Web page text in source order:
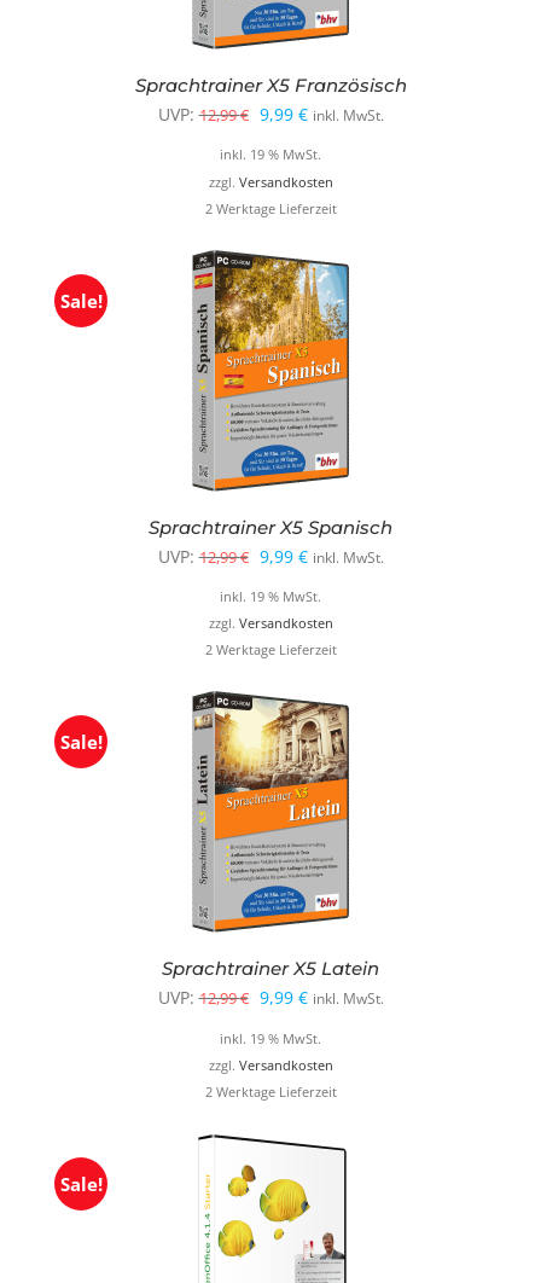
Sprachtrainer X5 Französisch
UVP: 12,99€ Ursprünglicher
Preis
war:
12,99 €
9,99 €Aktueller
Preis
ist:
9,99 €.
inkl. MwSt.
inkl. 19 % MwSt.
zzgl. Versandkosten
2 Werktage Lieferzeit
Sale!
Sprachtrainer X5 Spanisch
UVP: 12,99€ Ursprünglicher
Preis
war:
12,99 €
9,99 €Aktueller
Preis
ist:
9,99 €.
inkl. MwSt.
inkl. 19 % MwSt.
zzgl. Versandkosten
2 Werktage Lieferzeit
Sale!
Sprachtrainer X5 Latein
UVP: 12,99€ Ursprünglicher
Preis
war:
12,99 €
9,99 €Aktueller
Preis
ist:
9,99 €.
inkl. MwSt.
inkl. 19 % MwSt.
zzgl. Versandkosten
2 Werktage Lieferzeit
Sale!